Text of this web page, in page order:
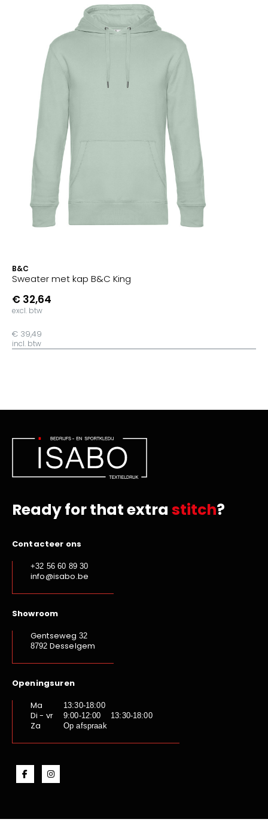
B&C
Sweater met kap B&C King
€ 32,64
excl. btw
€ 39,49
incl. btw
Ready for that extra stitch?
Contacteer ons
+32 56 60 89 30
info@isabo.be
Showroom
Gentseweg 32
8792 Desselgem
Openingsuren
Ma
13:30-18:00
Di - vr 9:00-12:00 13:30-18:00
Za Op afspraak